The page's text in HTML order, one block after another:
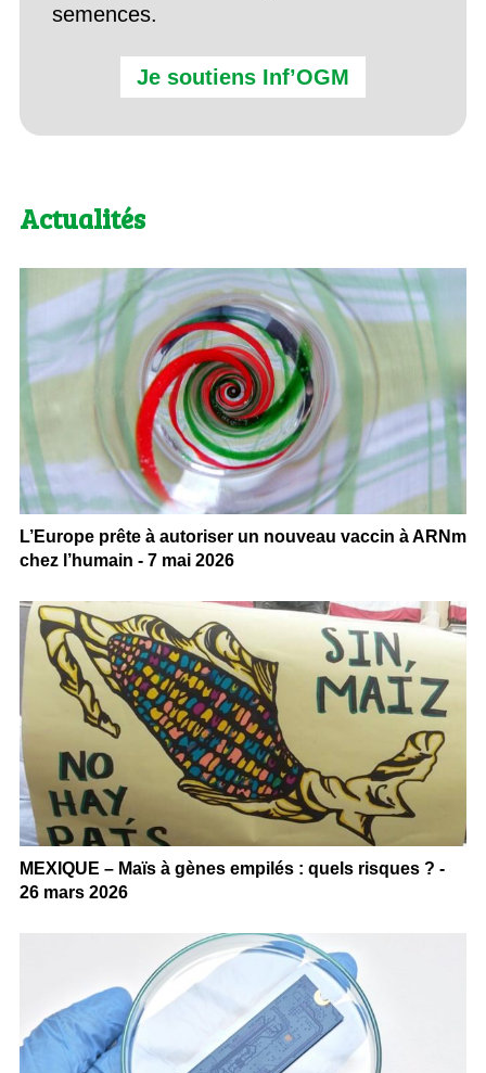
semences.
Je soutiens Inf’OGM
Actualités
L’Europe prête à autoriser un nouveau vaccin à ARNm
chez l’humain - 7 mai 2026
MEXIQUE – Maïs à gènes empilés : quels risques ? -
26 mars 2026